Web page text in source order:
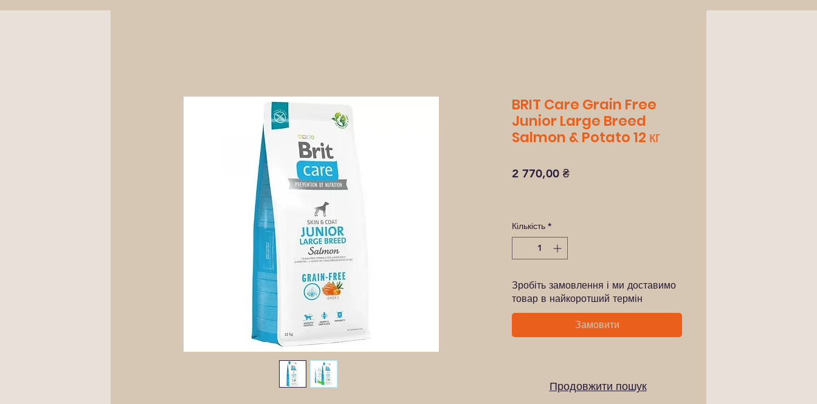
BRIT Care Grain Free
Junior Large Breed
Salmon & Potato 12 кг
2 770,00 ₴Ціна
Кількість *
Зробіть замовлення і ми доставимо
товар в найкоротший термін
Замовити
Продовжити пошук